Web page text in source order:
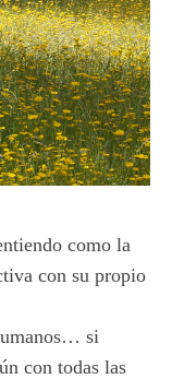
como la
con su propio
si
con todas las